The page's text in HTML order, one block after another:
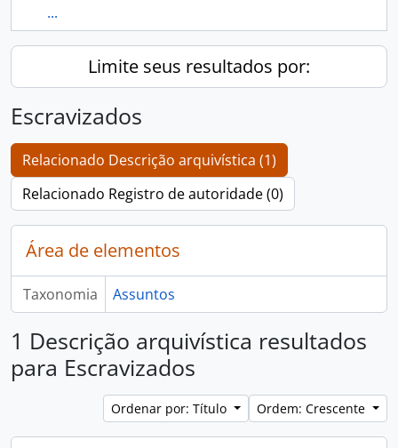
...
Limite seus resultados por:
Escravizados
Relacionado Descrição arquivística (1)
Relacionado Registro de autoridade (0)
Área de elementos
Taxonomia Assuntos
1 Descrição arquivística resultados
para Escravizados
Ordenar por: Título Ordem: Crescente